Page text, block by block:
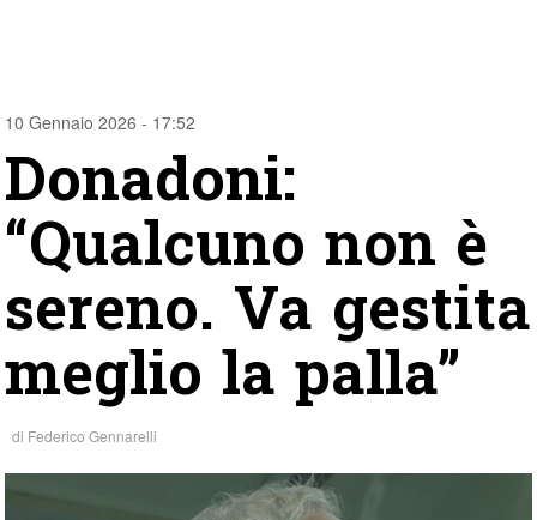
10 Gennaio 2026 - 17:52
Donadoni:
“Qualcuno non è
sereno. Va gestita
meglio la palla”
di Federico Gennarelli